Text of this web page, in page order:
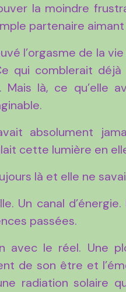
la moindre
partenaire
l’orgasme de la
qui comblerait
Mais là, ce qu’elle
absolument
cette lumière en
là et elle ne
Un canal
passées.
avec le réel. Une
de son être et
radiation solaire